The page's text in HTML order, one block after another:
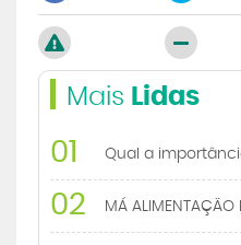
Mais Lidas
01 Qual a
02 MÁ ALIMENTAÇÃO